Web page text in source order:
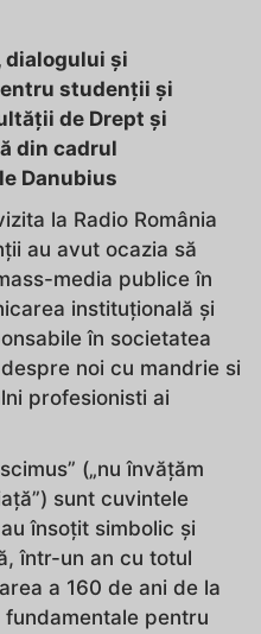
dialogului și
studenții și
de Drept și
din cadrul
Danubius
la Radio România
au avut ocazia să
media publice în
instituțională și
în societatea
noi cu mandrie si
profesionisti ai
(„nu învățăm
sunt cuvintele
însoțit simbolic și
într-un an cu totul
a 160 de ani de la
pentru